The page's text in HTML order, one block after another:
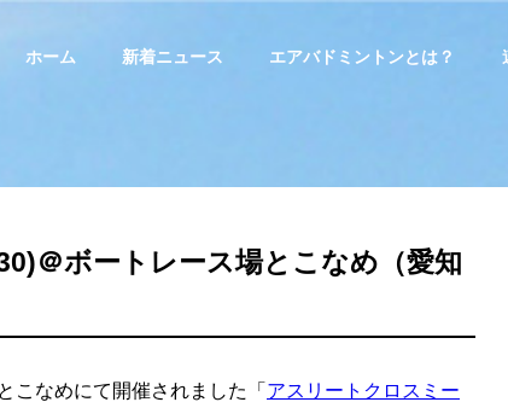
ホーム 新着ニュース エアバドミントンとは？
＠ボートレース場とこなめ（愛知
こなめにて開催されました「 アスリートクロスミー